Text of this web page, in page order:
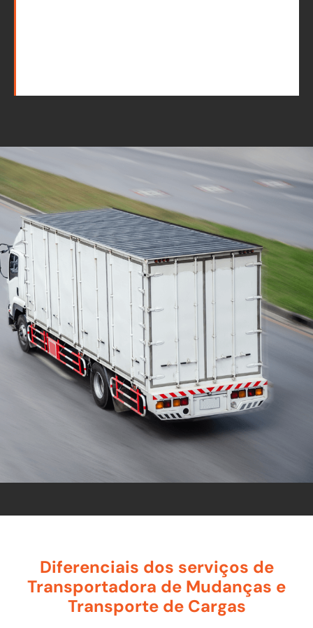
com equipe especializada
e profissionais
cuidadosos
Solicite seu orçamento personalizado e
online sem compromisso com a nossa
equipe, consulte a opção de contratar o
serviço para a região que você deseja
mudar de endereço, deixe tudo conosco e
conte com uma empresa de tradição no
mercado de transporte de móveis.
ORÇAMENTO
Diferenciais dos serviços de
Transportadora de Mudanças e
Transporte de Cargas